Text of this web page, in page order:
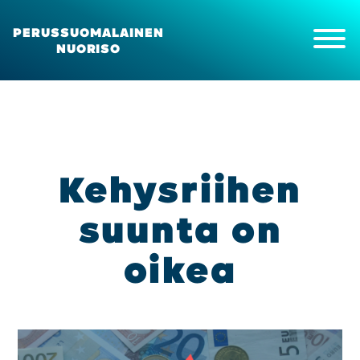
PERUSSUOMALAINEN
NUORISO
Tapah­tu­mat
Yhdis­tyk­sen kokous
Yhdis­tyk­sen sään­nöt
Pii­riyh­dis­tyk­set
Jäse­nek­si
About us
Kehys­rii­hen
suun­ta on
oikea